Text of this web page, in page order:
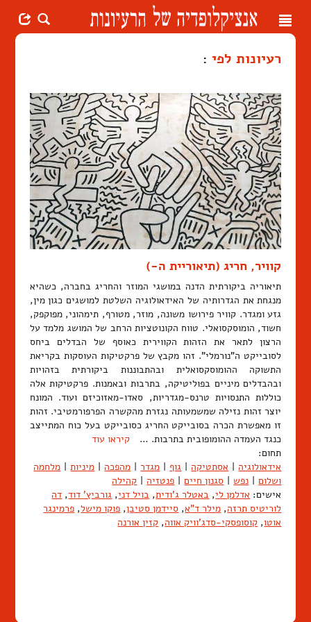
Toggle
רעיונות לפי :
קוויר, חריג (תיאוריית ה-)
תיאוריה ביקורתית הדנה במושגי המוזר והחריג בחברה, כשהיא
מנגחת את הגדרותיה של האידאולוגיה השלטת למושגים כגון מין,
גזע ומגדר. קוויר פירושו משונה, מוזר, מטורף, תימהוני, מפוקפק,
חשוד, הומוסקסואלי. טווח הקונוטציות הרחב של המושג מלמד על
הרצון לתאר את הזהות הקווירית כאוסף של הבדלים ביחס
לסובייקט ה"נורמלי". זהו מקבץ של פרקטיקות העוסקות בקריאת
התשוקה ההומוסקסואלית ובהתבוננות ביקורתית בזהויות
ובהבדלים מיניים בפוליטיקה, בתרבות ובאמנות. פרקטיקות אלה
כוללות התנסויות טרנס-מגדריות, סאדו-מאזוכיזם ועוד. המונח
יוצר זהות נזילה שמשמעותה נגזרת מהקשרה הפרפורמטיבי. זהות
זו מאפשרת הכרה בסובייקט החריג כסובייקט בעל כוח המתייצב
כנגד העמדה ההומופובית בתרבות. … קיראו עוד
תחום:
אידאולוגיה | אסתטיקה | גוף | מגדר | מהפכה | מיניות | מלחמה
ושלום | נפש | סגנון חיים | פנטזיה | קהילה
אישים: אדלמן לי, באטלר ג'ודית, בויל דני, גורביץ' דוד, דה
לוריטיס תרזה, מילר ד"א, סיידמן סטיבן, פוקו מישל, פרמינגר
אוטו, קוסופסקי-סדג'וויק אווה, קזין אורנה